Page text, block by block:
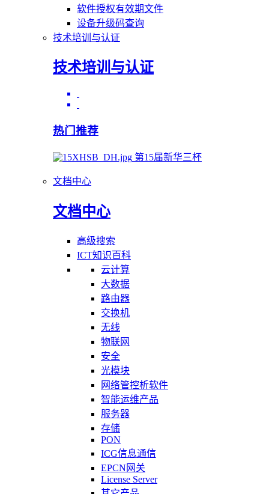
软件授权有效期文件
设备升级码查询
技术培训与认证
技术培训与认证
热门推荐
第15届新华三杯
文档中心
文档中心
高级搜索
ICT知识百科
云计算
大数据
路由器
交换机
无线
物联网
安全
光模块
网络管控析软件
智能运维产品
服务器
存储
PON
ICG信息通信
EPCN网关
License Server